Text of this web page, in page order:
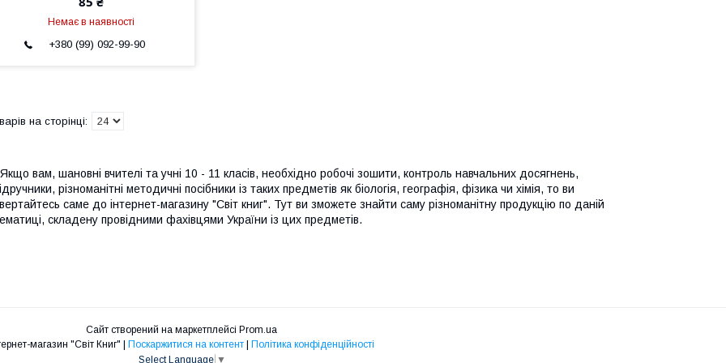
Немає в наявності
+380 (99) 092-99-90
Якщо вам, шановні вчителі та учні 10 - 11 класів, необхідно робочі зошити, контроль навчальних досягнень,
різноманітні методичні посібники із таких предметів як біологія, географія, фізика чи хімія, то ви
саме до інтернет-магазину "Світ книг". Тут ви зможете знайти саму різноманітну продукцію по даній
складену провідними фахівцями України із цих предметів.
Сайт створений на маркетплейсі Prom.ua
Поскаржитися на контент
Політика конфіденційності
Select Language ▼